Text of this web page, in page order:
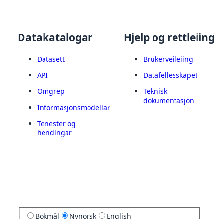
Datakatalogar
Datasett
API
Omgrep
Informasjonsmodellar
Tenester og
hendingar
Hjelp og rettleiing
Brukerveileiing
Datafellesskapet
Teknisk
dokumentasjon
Bokmål Nynorsk English